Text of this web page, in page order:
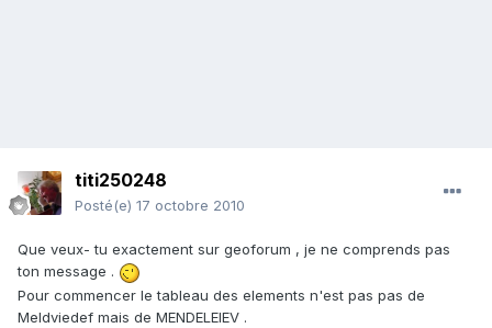
titi250248
Posté(e) 17 octobre 2010
Que veux- tu exactement sur geoforum , je ne comprends pas
ton message .
Pour commencer le tableau des elements n'est pas pas de
Meldviedef mais de MENDELEIEV .